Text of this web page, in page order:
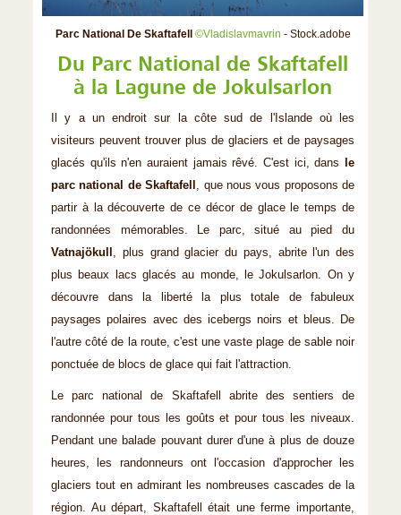
Parc National De Skaftafell ©Vladislavmavrin - Stock.adobe
Du Parc National de Skaftafell
à la Lagune de Jokulsarlon
Il y a un endroit sur la côte sud de l'Islande où les
visiteurs peuvent trouver plus de glaciers et de paysages
glacés qu'ils n'en auraient jamais rêvé. C'est ici, dans
le
parc national de Skaftafell
, que nous vous proposons de
partir à la découverte de ce décor de glace le temps de
randonnées mémorables. Le parc, situé au pied du
Vatnajökull
, plus grand glacier du pays, abrite l'un des
plus beaux lacs glacés au monde, le Jokulsarlon. On y
découvre dans la liberté la plus totale de fabuleux
paysages polaires avec des icebergs noirs et bleus. De
l'autre côté de la route, c'est une vaste plage de sable noir
ponctuée de blocs de glace qui fait l'attraction.
Le parc national de Skaftafell abrite des sentiers de
randonnée pour tous les goûts et pour tous les niveaux.
Pendant une balade pouvant durer d'une à plus de douze
heures, les randonneurs ont l'occasion d'approcher les
glaciers tout en admirant les nombreuses cascades de la
région. Au départ, Skaftafell était une ferme importante,